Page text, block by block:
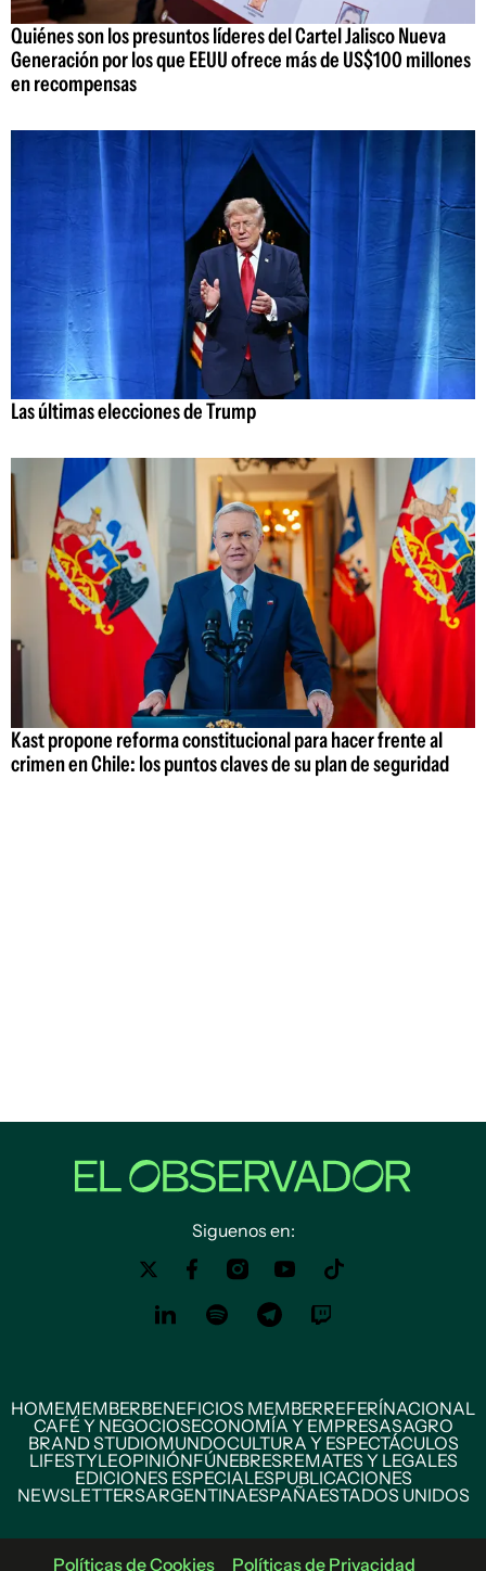
Quiénes son los presuntos líderes del Cartel Jalisco Nueva
Generación por los que EEUU ofrece más de US$100 millones
en recompensas
Las últimas elecciones de Trump
Kast propone reforma constitucional para hacer frente al
crimen en Chile: los puntos claves de su plan de seguridad
Siguenos en:
HOMEMEMBERBENEFICIOS MEMBERREFERÍNACIONAL
CAFÉ Y NEGOCIOSECONOMÍA Y EMPRESASAGRO
BRAND STUDIOMUNDOCULTURA Y ESPECTÁCULOS
LIFESTYLEOPINIÓNFÚNEBRESREMATES Y LEGALES
EDICIONES ESPECIALESPUBLICACIONES
NEWSLETTERSARGENTINAESPAÑAESTADOS UNIDOS
Políticas de Cookies Políticas de Privacidad